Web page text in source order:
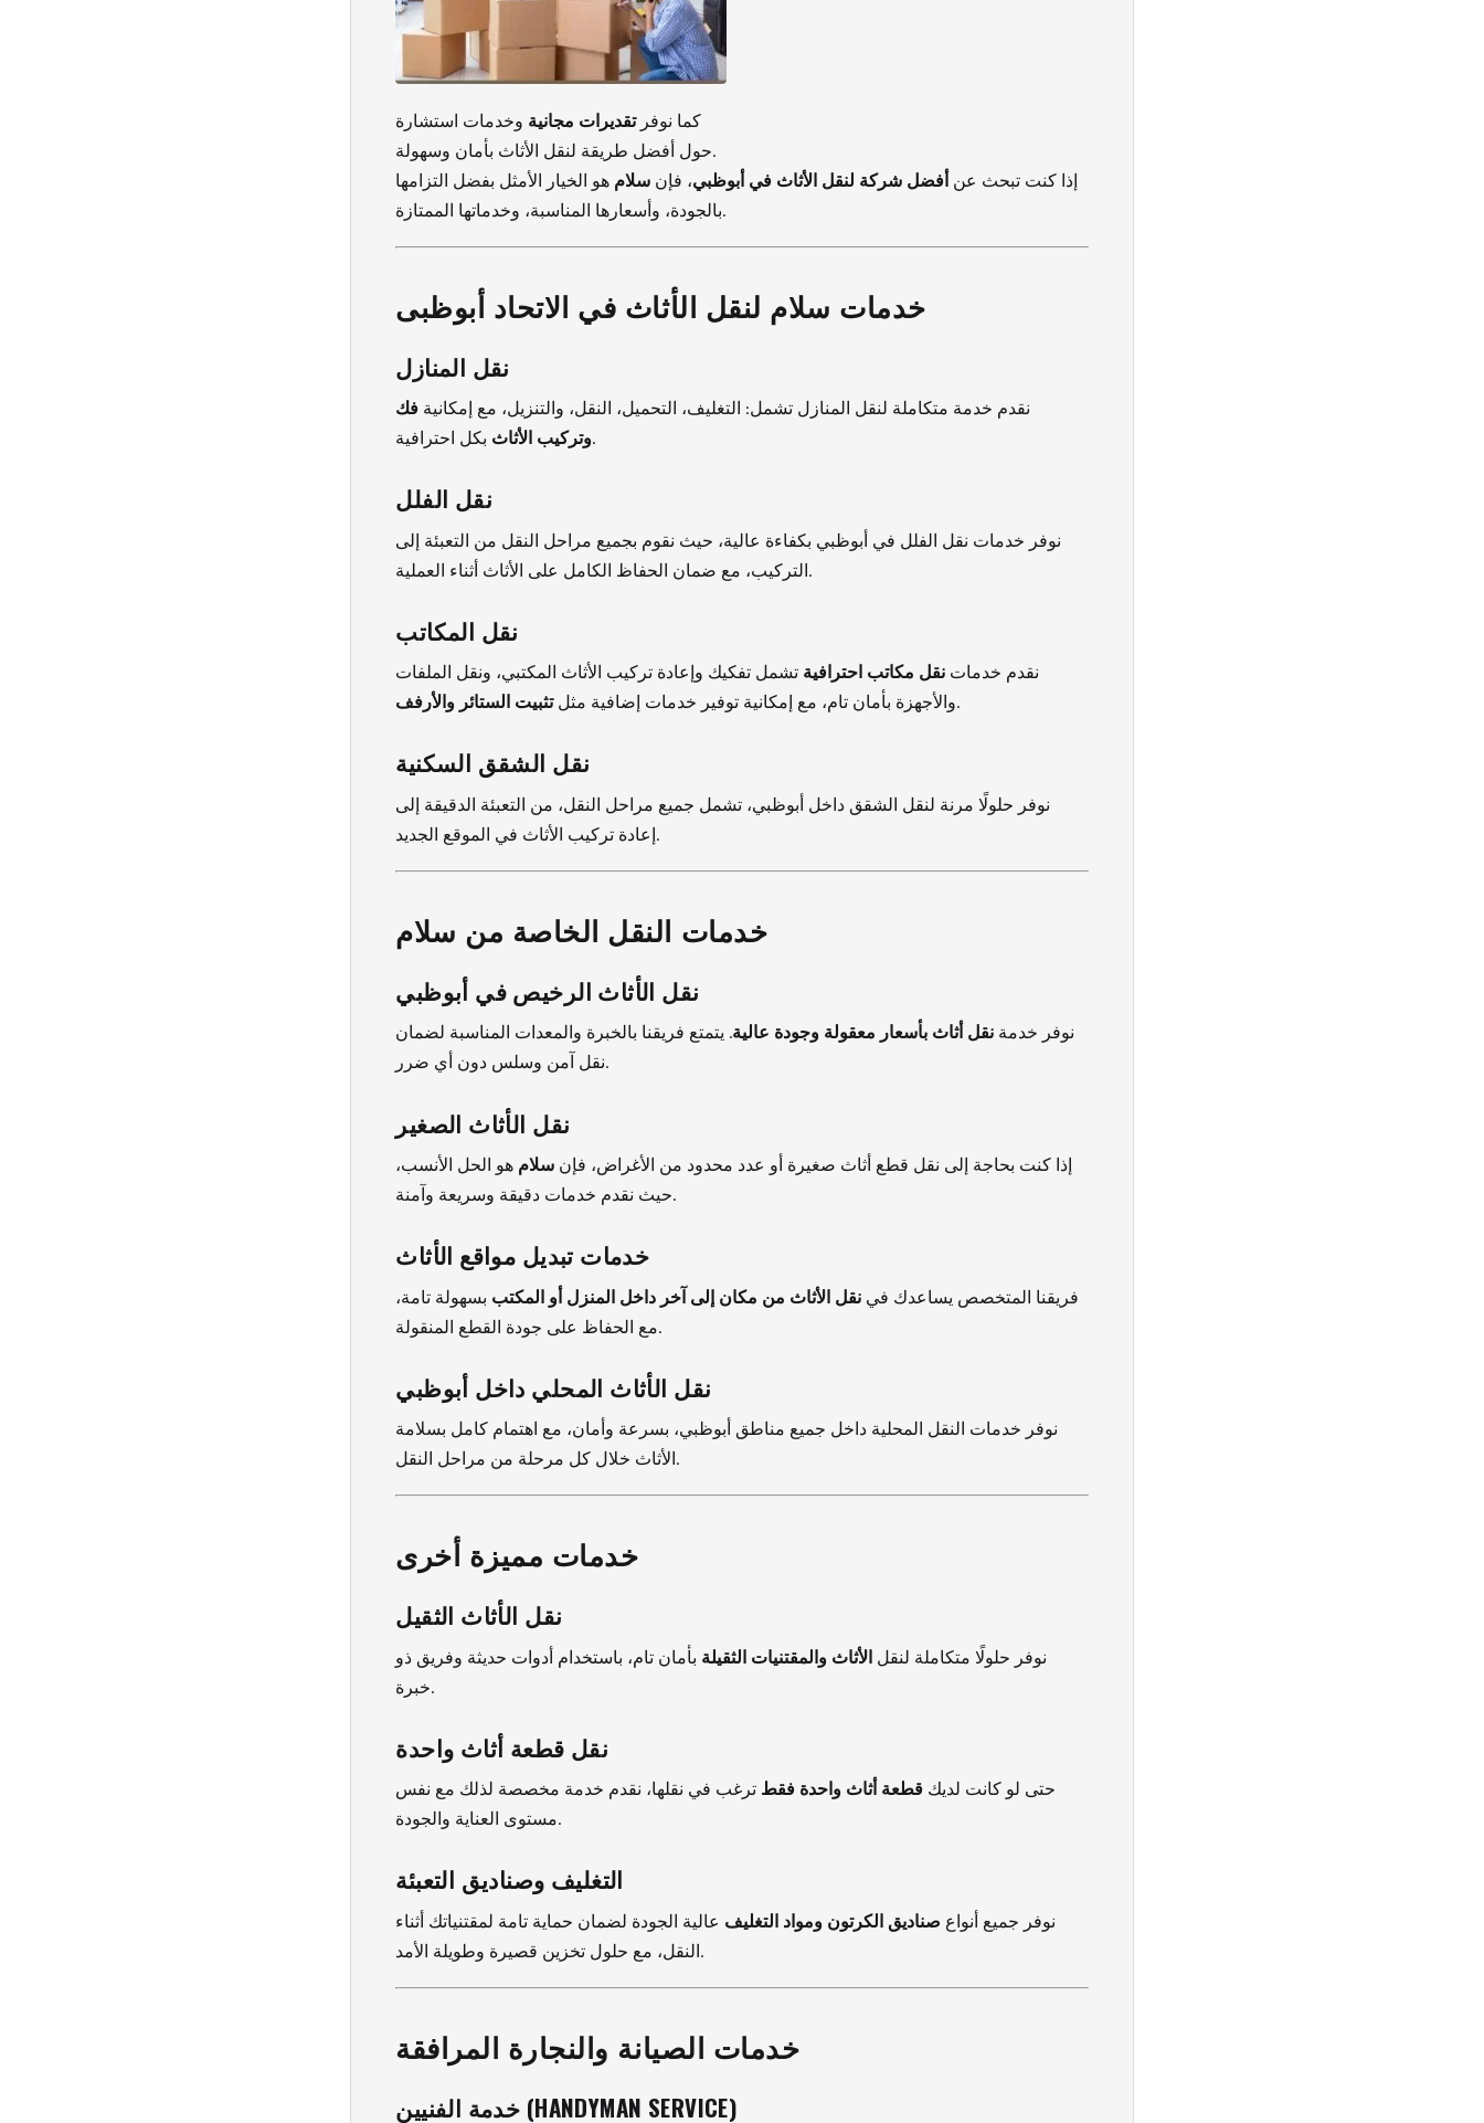
كما نوفرتقديرات مجانية وخدمات استشارة
حول أفضل طريقة لنقل الأثاث بأمان وسهولة.
إذا كنت تبحث عن أفضل شركة لنقل الأثاث في أبوظبي، فإن سلام هو الخيار الأمثل بفضل التزامها
بالجودة، وأسعارها المناسبة، وخدماتها الممتازة.
خدمات سلام لنقل الأثاث في الاتحاد أبوظبی
نقل المنازل
نقدم خدمة متكاملة لنقل المنازل تشمل: التغليف، التحميل، النقل، والتنزيل، مع إمكانية فك
وتركيب الأثاثبكل احترافية.
نقل الفلل
نوفر خدمات نقل الفلل في أبوظبي بكفاءة عالية، حيث نقوم بجميع مراحل النقل من التعبئة إلى
التركيب، مع ضمان الحفاظ الكامل على الأثاث أثناء العملية.
نقل المكاتب
نقدم خدمات نقل مكاتب احترافية تشمل تفكيك وإعادة تركيب الأثاث المكتبي، ونقل الملفات
والأجهزة بأمان تام، مع إمكانية توفير خدمات إضافية مثلتثبيت الستائر والأرفف .
نقل الشقق السكنية
نوفر حلولًا مرنة لنقل الشقق داخل أبوظبي، تشمل جميع مراحل النقل، من التعبئة الدقيقة إلى
إعادة تركيب الأثاث في الموقع الجديد.
خدمات النقل الخاصة من سلام
نقل الأثاث الرخيص في أبوظبي
نوفر خدمة نقل أثاث بأسعار معقولة وجودة عالية. يتمتع فريقنا بالخبرة والمعدات المناسبة لضمان
نقل آمن وسلس دون أي ضرر.
نقل الأثاث الصغير
إذا كنت بحاجة إلى نقل قطع أثاث صغيرة أو عدد محدود من الأغراض، فإن سلام هو الحل الأنسب،
حيث نقدم خدمات دقيقة وسريعة وآمنة.
خدمات تبديل مواقع الأثاث
فريقنا المتخصص يساعدك في نقل الأثاث من مكان إلى آخر داخل المنزل أو المكتب بسهولة تامة،
مع الحفاظ على جودة القطع المنقولة.
نقل الأثاث المحلي داخل أبوظبي
نوفر خدمات النقل المحلية داخل جميع مناطق أبوظبي، بسرعة وأمان، مع اهتمام كامل بسلامة
الأثاث خلال كل مرحلة من مراحل النقل.
خدمات مميزة أخرى
نقل الأثاث الثقيل
نوفر حلولًا متكاملة لنقل الأثاث والمقتنيات الثقيلة بأمان تام، باستخدام أدوات حديثة وفريق ذو
خبرة.
نقل قطعة أثاث واحدة
حتى لو كانت لديك قطعة أثاث واحدة فقط ترغب في نقلها، نقدم خدمة مخصصة لذلك مع نفس
مستوى العناية والجودة.
التغليف وصناديق التعبئة
نوفر جميع أنواع صناديق الكرتون ومواد التغليف عالية الجودة لضمان حماية تامة لمقتنياتك أثناء
النقل، مع حلول تخزين قصيرة وطويلة الأمد.
خدمات الصيانة والنجارة المرافقة
خدمة الفنيين (HANDYMAN SERVICE)